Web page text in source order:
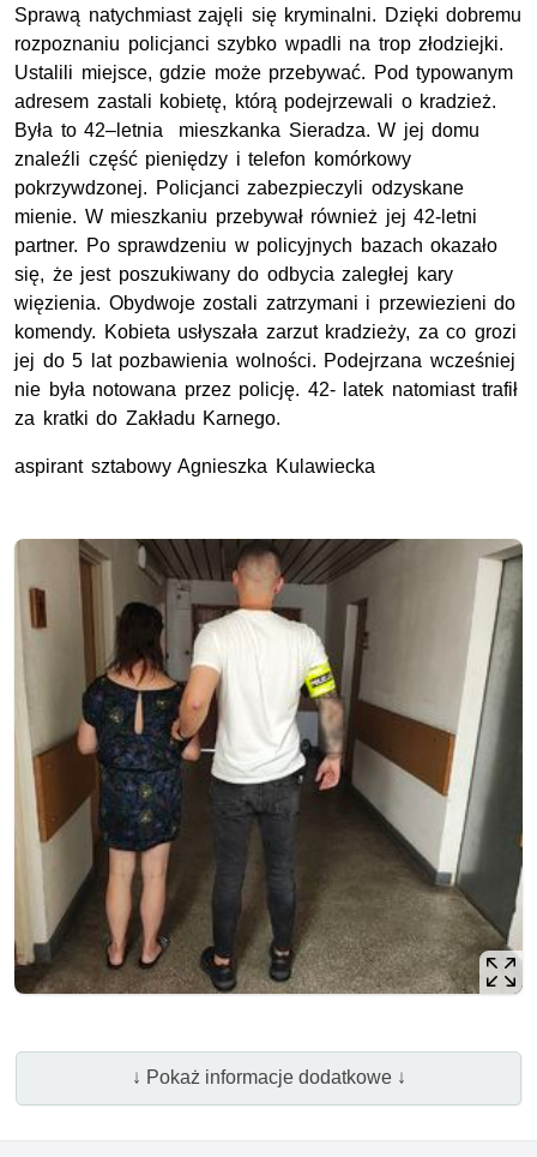
Sprawą natychmiast zajęli się kryminalni. Dzięki dobremu
rozpoznaniu policjanci szybko wpadli na trop złodziejki.
Ustalili miejsce, gdzie może przebywać. Pod typowanym
adresem zastali kobietę, którą podejrzewali o kradzież.
Była to 42–letnia mieszkanka Sieradza. W jej domu
znaleźli część pieniędzy i telefon komórkowy
pokrzywdzonej. Policjanci zabezpieczyli odzyskane
mienie. W mieszkaniu przebywał również jej 42-letni
partner. Po sprawdzeniu w policyjnych bazach okazało
się, że jest poszukiwany do odbycia zaległej kary
więzienia. Obydwoje zostali zatrzymani i przewiezieni do
komendy. Kobieta usłyszała zarzut kradzieży, za co grozi
jej do 5 lat pozbawienia wolności. Podejrzana wcześniej
nie była notowana przez policję. 42- latek natomiast trafił
za kratki do Zakładu Karnego.
aspirant sztabowy Agnieszka Kulawiecka
↓ Pokaż informacje dodatkowe ↓